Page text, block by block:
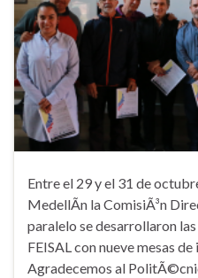
Entre el 29 y el 31 de
MedellÃ­n la ComisiÃ³n
paralelo se desarrollaron
FEISAL con nueve mesas
Agradecemos al